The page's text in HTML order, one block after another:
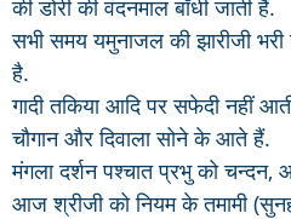
की डोरी की वंदनमाल बाँधी जाती हैं.
सभी समय यमुनाजल की झारीजी भरी
है.
गादी तकिया आदि पर सफेदी नहीं
चौगान और दिवाला सोने के आते हैं.
मंगला दर्शन पश्चात प्रभु को
आज श्रीजी को नियम के तमामी